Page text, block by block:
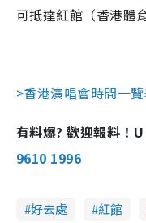
可抵達紅館（香港體
>香港演唱會時間一
有料爆? 歡迎報料
9610 1996
好去處 紅館